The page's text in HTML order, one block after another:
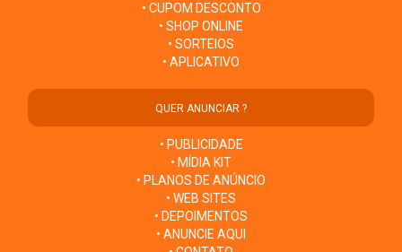
• CUPOM DESCONTO
• SHOP ONLINE
• SORTEIOS
• APLICATIVO
QUER ANUNCIAR ?
• PUBLICIDADE
• MÍDIA KIT
• PLANOS DE ANÚNCIO
• WEB SITES
• DEPOIMENTOS
• ANUNCIE AQUI